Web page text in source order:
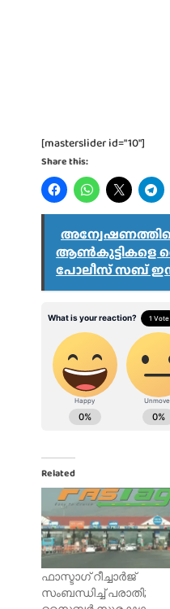
[masterslider id="10"]
Share this:
ആൺകുട്ടികളെ
പോലീസ് സബ്
Related
ഫാസ്ടാഗ് റീച്ചാർജ്
സംബന്ധിച്ച് പരാതി;